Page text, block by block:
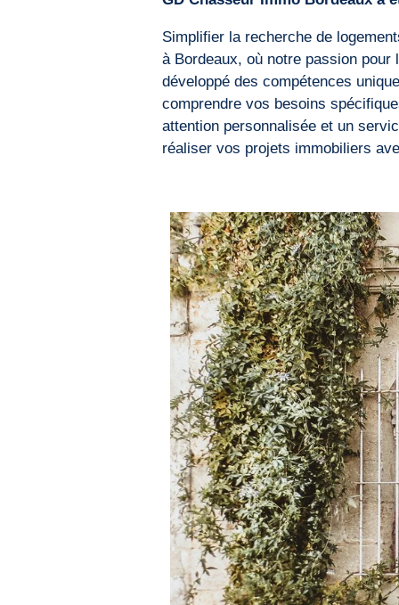
Simplifier la recherche de
à Bordeaux, où notre passion
développé des compétences
comprendre vos besoins
attention personnalisée et un
réaliser vos projets immobiliers